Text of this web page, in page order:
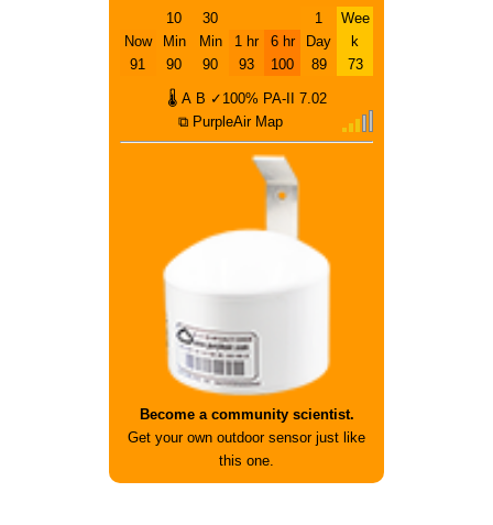
Now
91
10
Min
90
30
Min
90
1 hr
93
6 hr
100
1
Day
89
Wee
k
73
🌡 A B ✓100% PA-II
7.02
⧉ PurpleAir Map
Become a community scientist.
Get your own outdoor sensor just like
this one.